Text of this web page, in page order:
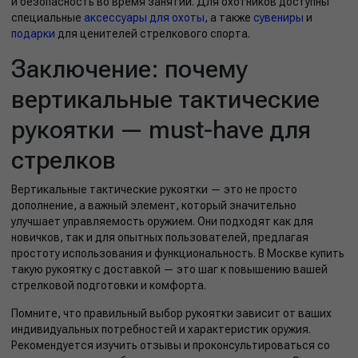
специальные аксессуары для охоты, а также сувениры и
подарки для ценителей стрелкового спорта.
Заключение: почему
вертикальные тактические
рукоятки — must-have для
стрелков
Вертикальные тактические рукоятки — это не просто
дополнение, а важный элемент, который значительно
улучшает управляемость оружием. Они подходят как для
новичков, так и для опытных пользователей, предлагая
простоту использования и функциональность. В Москве купить
такую рукоятку с доставкой — это шаг к повышению вашей
стрелковой подготовки и комфорта.
Помните, что правильный выбор рукоятки зависит от ваших
индивидуальных потребностей и характеристик оружия.
Рекомендуется изучить отзывы и проконсультироваться со